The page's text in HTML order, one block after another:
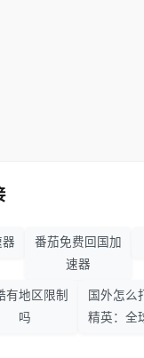
番茄免费回国加
速器
有地区限制
吗
国外怎么
精英：全